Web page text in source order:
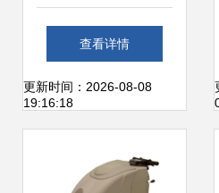
苏州迈格尼清洁设
备
查看详情
更新时间：2026-08-08
19:16:18